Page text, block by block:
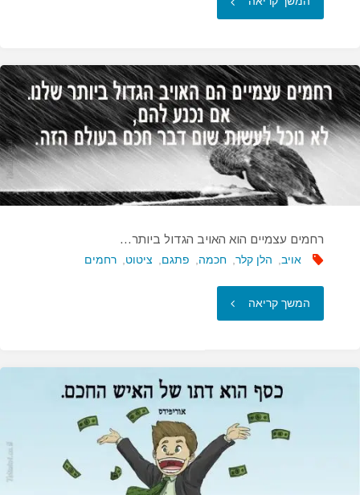
שיטות
באמצעותן…"
רחמים עצמיים הוא האויב הגדול ביותר…
אויב הלן קלר חכמה פתגם ציטוט רחמים
המשך קריאה "רחמים
הוא
הגדול
ביותר…"